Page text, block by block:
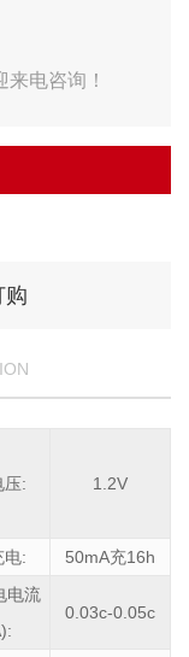
电咨询！
购
压: 1.2V
电: 50mA充16h
电流
0.03c-0.05c